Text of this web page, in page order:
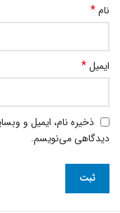
نام*
ایمیل*
ذخیره نام، ایمیل و
دیدگاهی می‌نویسم.